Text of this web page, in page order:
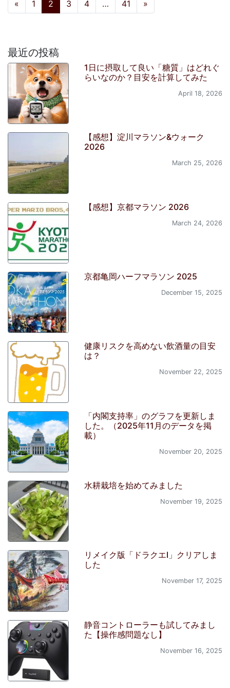
« 1 2 3 4 … 41 »
最近の投稿
1日に摂取して良い「糖質」はどれぐ
らいなのか？目安を計算してみた
April 18, 2026
【感想】淀川マラソン&ウォーク
2026
March 25, 2026
【感想】京都マラソン 2026
March 24, 2026
京都亀岡ハーフマラソン 2025
December 15, 2025
健康リスクを高めない飲酒量の目安
は？
November 22, 2025
「内閣支持率」のグラフを更新しま
した。（2025年11月のデータを掲
載）
November 20, 2025
水耕栽培を始めてみました
November 19, 2025
リメイク版「ドラクエI」クリアしま
した
November 17, 2025
静音コントローラーも試してみまし
た【操作感問題なし】
November 16, 2025